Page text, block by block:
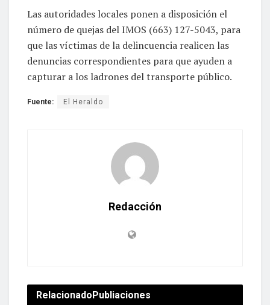
Las autoridades locales ponen a disposición el
número de quejas del IMOS (663) 127-5043, para
que las víctimas de la delincuencia realicen las
denuncias correspondientes para que ayuden a
capturar a los ladrones del transporte público.
Fuente: El Heraldo
Redacción
RelacionadoPubliaciones